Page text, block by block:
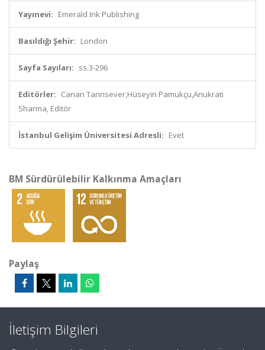
Yayınevi: Emerald Ink Publishing
Basıldığı Şehir: London
Sayfa Sayıları: ss.3-296
Editörler: Canan Tanrisever,Hüseyin Pamukçu,Anukrati
Sharma, Editör
İstanbul Gelişim Üniversitesi Adresli: Evet
BM Sürdürülebilir Kalkınma Amaçları
Paylaş
İletişim Bilgileri